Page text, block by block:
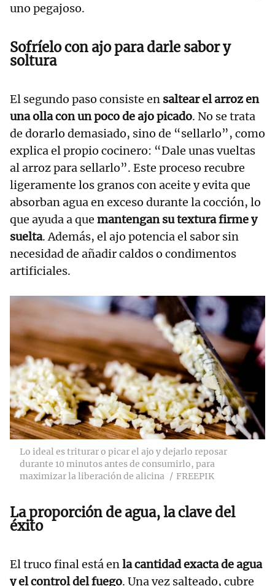
uno pegajoso.
Sofríelo con ajo para darle sabor y
soltura
El segundo paso consiste en saltear el arroz en
una olla con un poco de ajo picado. No se trata
de dorarlo demasiado, sino de “sellarlo”, como
explica el propio cocinero: “Dale unas vueltas
al arroz para sellarlo”. Este proceso recubre
ligeramente los granos con aceite y evita que
absorban agua en exceso durante la cocción, lo
que ayuda a que mantengan su textura firme y
suelta. Además, el ajo potencia el sabor sin
necesidad de añadir caldos o condimentos
artificiales.
Lo ideal es triturar o picar el ajo y dejarlo reposar
durante 10 minutos antes de consumirlo, para
maximizar la liberación de alicina
FREEPIK
La proporción de agua, la clave del
éxito
El truco final está enla cantidad exacta de agua
y el control del fuego. Una vez salteado, cubre